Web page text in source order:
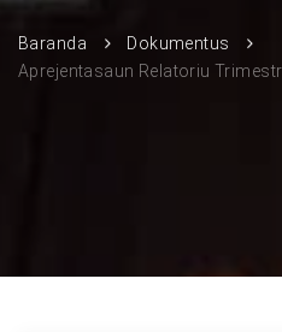
Baranda
Dokumentus
Aprejentasaun Relatoriu